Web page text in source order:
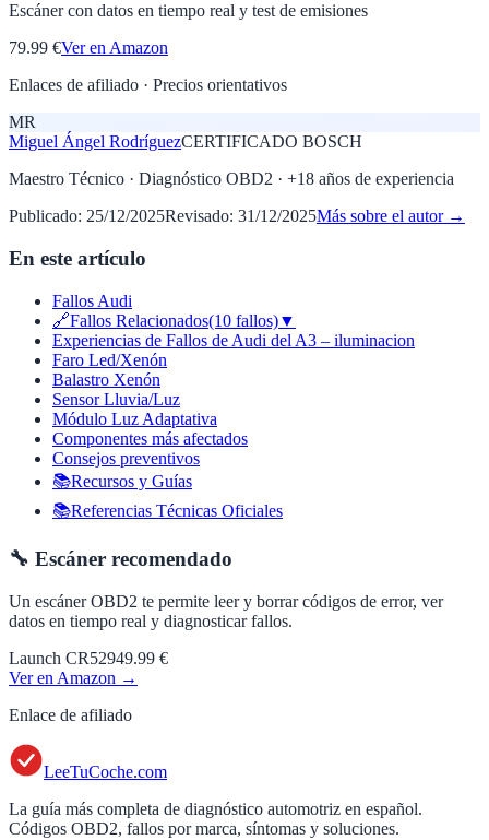
Escáner con datos en tiempo real y test de emisiones
79.99 €Ver en Amazon
Enlaces de afiliado · Precios orientativos
MR
Miguel Ángel RodríguezCERTIFICADO BOSCH
Maestro Técnico · Diagnóstico OBD2 · +18 años de experiencia
Publicado: 25/12/2025Revisado: 31/12/2025Más sobre el autor →
En este artículo
Fallos Audi
🔗Fallos Relacionados(10 fallos)▼
Experiencias de Fallos de Audi del A3 – iluminacion
Faro Led/Xenón
Balastro Xenón
Sensor Lluvia/Luz
Módulo Luz Adaptativa
Componentes más afectados
Consejos preventivos
📚Recursos y Guías
📚Referencias Técnicas Oficiales
🔧 Escáner recomendado
Un escáner OBD2 te permite leer y borrar códigos de error, ver
datos en tiempo real y diagnosticar fallos.
Launch CR52949.99 €
Ver en Amazon →
Enlace de afiliado
LeeTuCoche.com
La guía más completa de diagnóstico automotriz en español.
Códigos OBD2, fallos por marca, síntomas y soluciones.